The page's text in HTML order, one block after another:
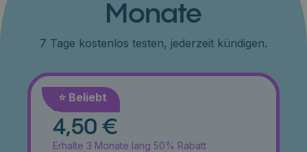
Monate
7 Tage kostenlos testen, jederzeit kündigen.
⭐️ Beliebt
Monat
4,50 €
Erhalte 3 Monate lang 50% Rabatt